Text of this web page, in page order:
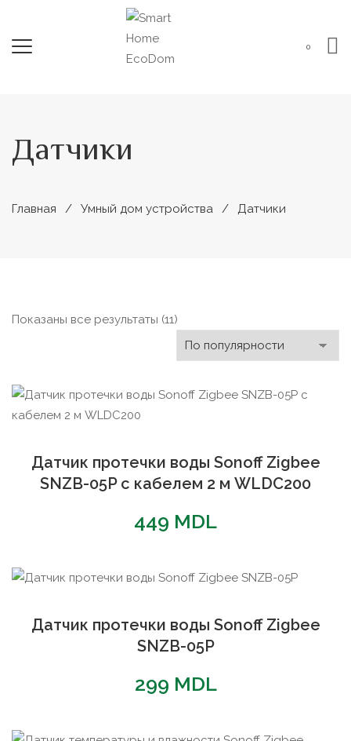
0
Датчики
Главная Умный дом устройства Датчики
Показаны все результаты (11)
по
популярности
Датчик протечки воды Sonoff Zigbee
SNZB-05P с кабелем 2 м WLDC200
449 MDL
Датчик протечки воды Sonoff Zigbee
SNZB-05P
299 MDL